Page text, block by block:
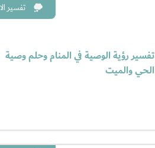
تفسير
تفسير رؤية الوصية في المنام وحلم وصية
الحي والميت